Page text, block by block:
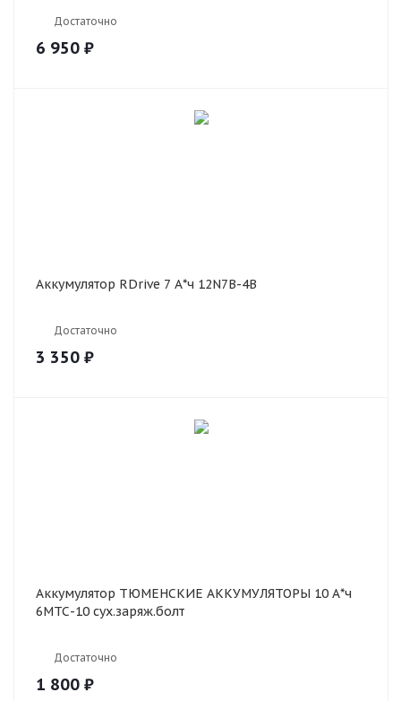
Достаточно
6 950 ₽
Аккумулятор RDrive 7 А*ч 12N7B-4B
Достаточно
3 350 ₽
Аккумулятор ТЮМЕНСКИЕ АККУМУЛЯТОРЫ 10 А*ч
6МТС-10 сух.заряж.болт
Достаточно
1 800 ₽